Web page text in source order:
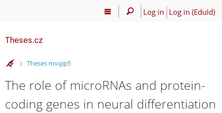
Log in Log in (EduId)
Theses.cz
>
Theses mvqip5
The role of microRNAs and protein-
coding genes in neural differentiation